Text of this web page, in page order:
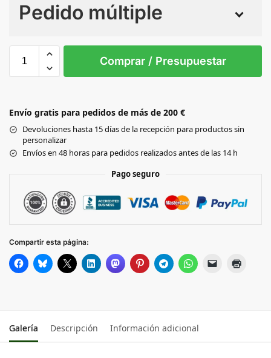
Pedido múltiple
NAVY
SAND
WHITE
FOREST GREEN
Comprar / Presupuestar
Envío gratis para pedidos de más de 200 €
Devoluciones hasta 15 días de la recepción para productos sin
personalizar
Envíos en 48 horas para pedidos realizados antes de las 14 h
Pago seguro
Compartir esta página:
Galería Descripción Información adicional